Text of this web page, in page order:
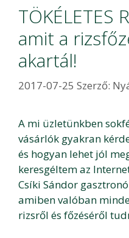
TÖKÉLETES
amit a
akartál!
2017-07-25 Szerző:
A mi üzletünkben
vásárlók gyakran
és hogyan lehet jól
keresgéltem az
Csíki Sándor
amiben valóban
rizsről és főzéséről